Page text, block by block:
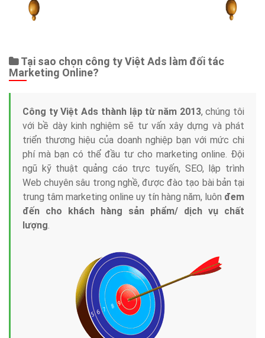
Tại sao chọn công ty Việt Ads làm đối tác
Marketing Online?
Công ty Việt Ads thành lập từ năm 2013, chúng tôi
với bề dày kinh nghiệm sẽ tư vấn xây dựng và phát
triển thương hiệu của doanh nghiệp bạn với mức chi
phí mà bạn có thể đầu tư cho marketing online. Đội
ngũ kỹ thuật quảng cáo trực tuyến, SEO, lập trình
Web chuyên sâu trong nghề, được đào tạo bài bản tại
trung tâm marketing online uy tín hàng năm, luôn đem
đến cho khách hàng sản phẩm/ dịch vụ chất
lượng.